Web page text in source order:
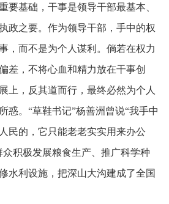
要基础，干事是领导干部最基本、
政之要。作为领导干部，手中的权
，而不是为个人谋利。倘若在权力
差，不将心血和精力放在干事创
上，反其道而行，最终必然为个人
惑。“草鞋书记”杨善洲曾说“我手中
民的，它只能老老实实用来办公
积极发展粮食生产、推广科学种
水利设施，把深山大沟建成了全国